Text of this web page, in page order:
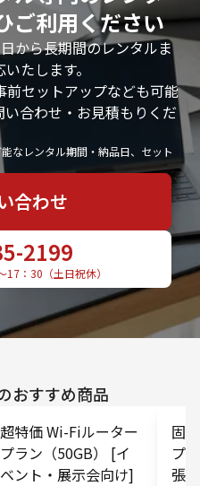
ご利用ください
から長期間のレンタルま
たします。
セットアップなども可能
合わせ・お見積もりくだ
なレンタル期間・納品日、セット
合わせ
2199
17：30（土日祝休）
おすすめ商品
超特価 Wi-Fiルーター
プラン（50GB） [イ
ベント・展示会向け]
固
プ
張